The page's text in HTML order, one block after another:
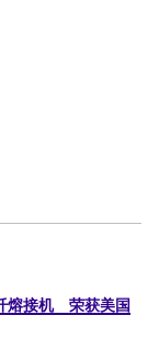
熔接机 荣获美国